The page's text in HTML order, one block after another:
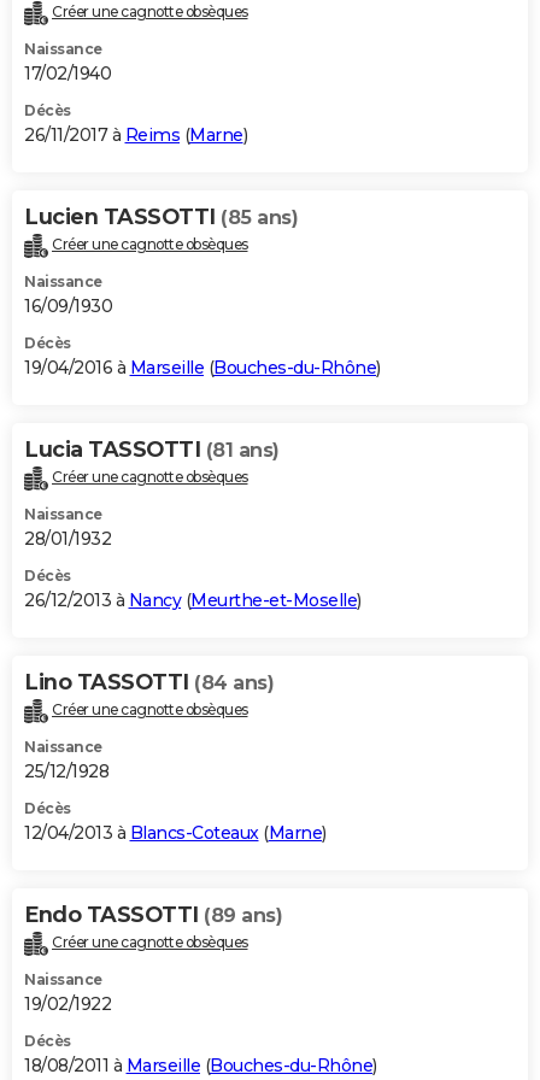
Créer une cagnotte obsèques
Naissance
17/02/1940
Décès
26/11/2017 à Reims (Marne)
Lucien TASSOTTI (85 ans)
Créer une cagnotte obsèques
Naissance
16/09/1930
Décès
19/04/2016 à Marseille (Bouches-du-Rhône)
Lucia TASSOTTI (81 ans)
Créer une cagnotte obsèques
Naissance
28/01/1932
Décès
26/12/2013 à Nancy(Meurthe-et-Moselle)
Lino TASSOTTI (84 ans)
Créer une cagnotte obsèques
Naissance
25/12/1928
Décès
12/04/2013 à Blancs-Coteaux(Marne)
Endo TASSOTTI (89 ans)
Créer une cagnotte obsèques
Naissance
19/02/1922
Décès
18/08/2011 à Marseille (Bouches-du-Rhône)